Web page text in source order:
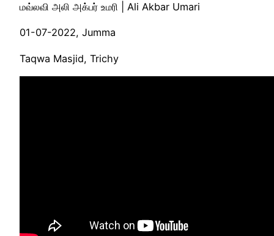
மவ்லவி அலி அக்பர் உமரி | Ali Akbar Umari
01-07-2022, Jumma
Taqwa Masjid, Trichy